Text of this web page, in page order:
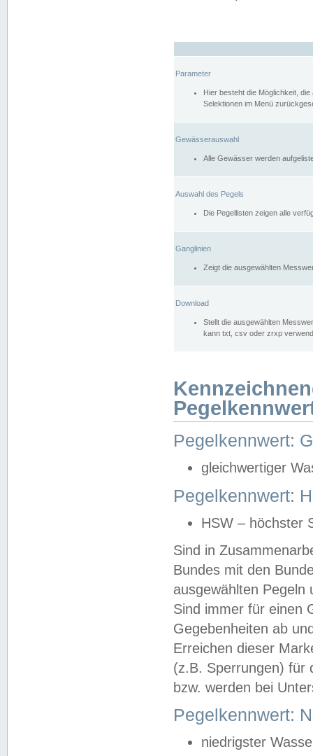
Parameter
Hier besteht die Möglichkeit,
Selektionen im Menü
Gewässerauswahl
Alle Gewässer werden
Auswahl des Pegels
Die Pegellisten zeigen alle
Ganglinien
Zeigt die ausgewählten
Download
Stellt die ausgewählten
kann txt, csv oder zrxp
Pegelkennwert:
gleichwertiger
Pegelkennwert:
HSW – höchster
Sind in
Bundes mit den
ausgewählten
Sind immer für einen
Gegebenheiten ab
Erreichen dieser
(z.B. Sperrungen) für
bzw. werden bei
Pegelkennwert:
niedrigster